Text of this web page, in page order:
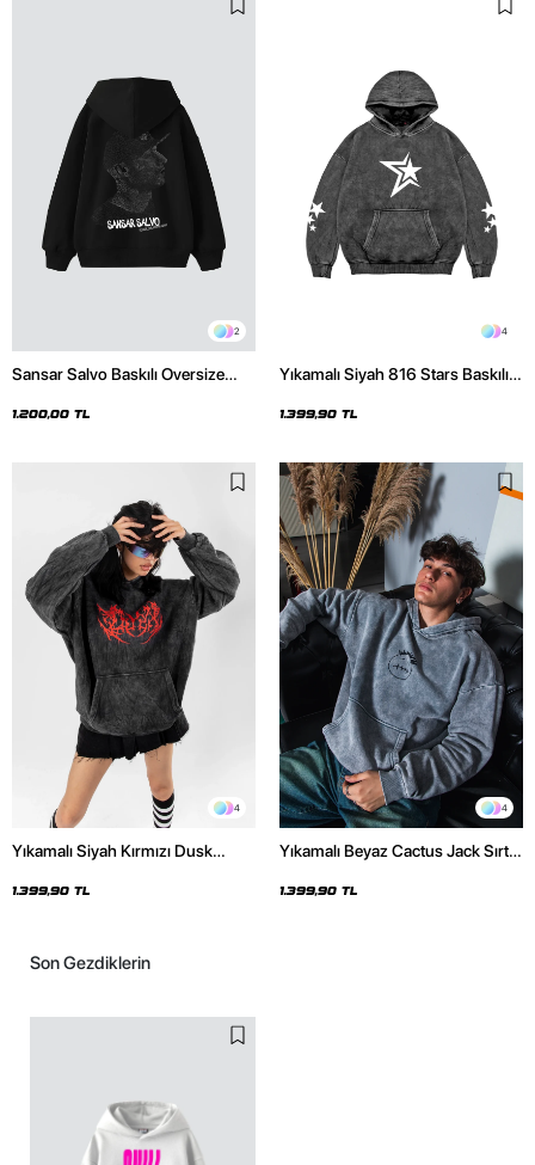
2
Sansar Salvo Baskılı Oversize
1.200,00 TL
4
Yıkamalı Siyah 816 Stars Baskılı
1.399,90 TL
4
Yıkamalı Siyah Kırmızı Dusk
1.399,90 TL
4
Yıkamalı Beyaz Cactus Jack Sırt
1.399,90 TL
Son Gezdiklerin